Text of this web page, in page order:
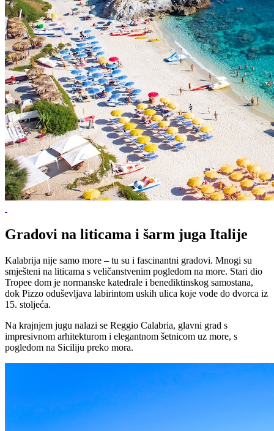
Gradovi na liticama i šarm juga Italije
Kalabrija nije samo more – tu su i fascinantni gradovi. Mnogi su
smješteni na liticama s veličanstvenim pogledom na more. Stari dio
Tropee dom je normanske katedrale i benediktinskog samostana,
dok Pizzo oduševljava labirintom uskih ulica koje vode do dvorca iz
15. stoljeća.
Na krajnjem jugu nalazi se Reggio Calabria, glavni grad s
impresivnom arhitekturom i elegantnom šetnicom uz more, s
pogledom na Siciliju preko mora.